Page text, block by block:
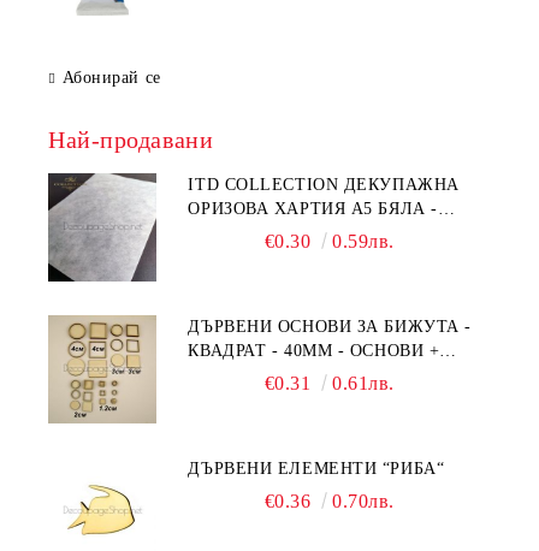
Абонирай се
Най-продавани
ITD COLLECTION ДЕКУПАЖНА
ОРИЗОВА ХАРТИЯ А5 БЯЛА -
€0.30 0.59лв.
ДЪРВЕНИ ОСНОВИ ЗА БИЖУТА -
КВАДРАТ - 40ММ - ОСНОВИ +
€0.31 0.61лв.
ДЪРВЕНИ ЕЛЕМЕНТИ “РИБА“
€0.36 0.70лв.